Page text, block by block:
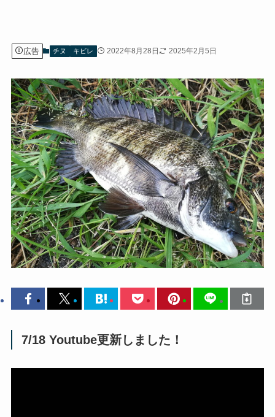
広告 チヌ キビレ 2022年8月28日 2025年2月5日
7/18 Youtube更新しました！